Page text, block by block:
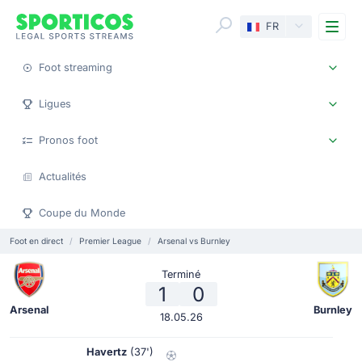
FR
Foot streaming
Ligues
Pronos foot
Actualités
Coupe du Monde
Foot en direct Premier League Arsenal vs Burnley
Arsenal
Terminé
1 0
18.05.26
Burnley
Havertz (37')